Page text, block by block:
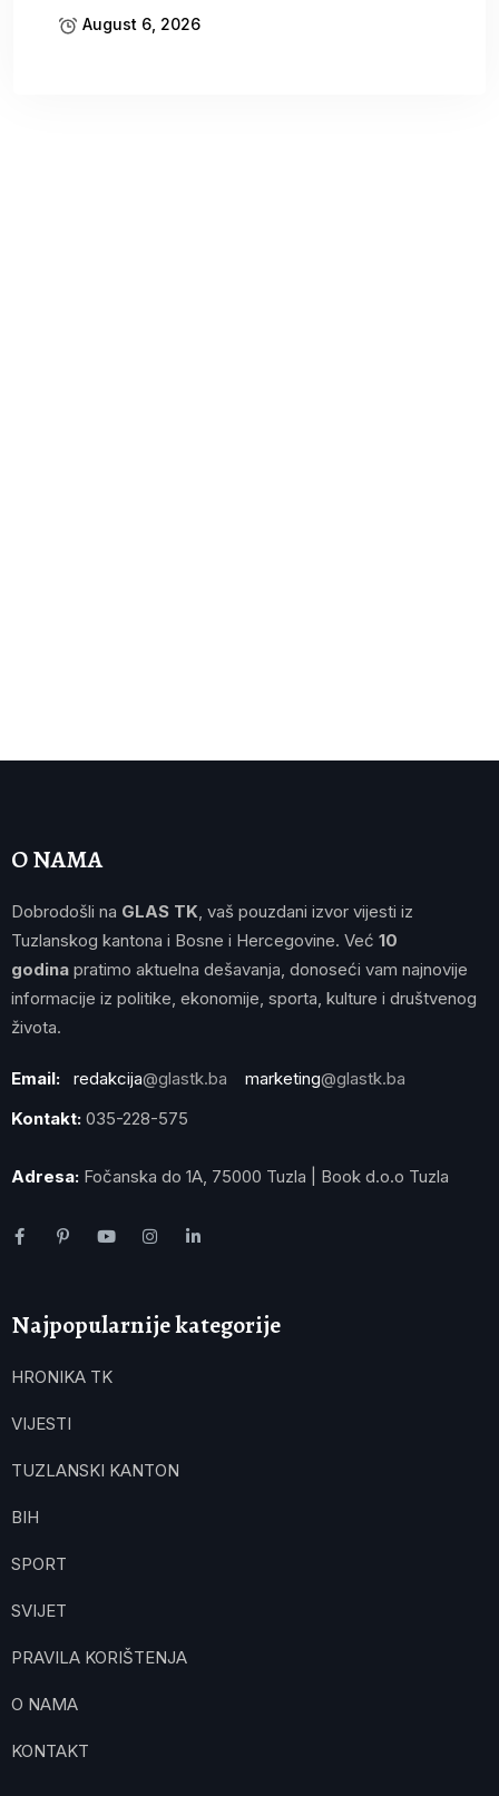
August 6, 2026
O NAMA
Dobrodošli na GLAS TK , vaš pouzdani izvor vijesti iz
Tuzlanskog kantona i Bosne i Hercegovine. Već 10
godina pratimo aktuelna dešavanja, donoseći vam najnovije
informacije iz politike, ekonomije, sporta, kulture i društvenog
života.
Email: redakcija@glastk.ba marketing@glastk.ba
Kontakt: 035-228-575
Adresa: Fočanska do 1A, 75000 Tuzla | Book d.o.o Tuzla
Najpopularnije kategorije
HRONIKA TK
VIJESTI
TUZLANSKI KANTON
BIH
SPORT
SVIJET
PRAVILA KORIŠTENJA
O NAMA
KONTAKT